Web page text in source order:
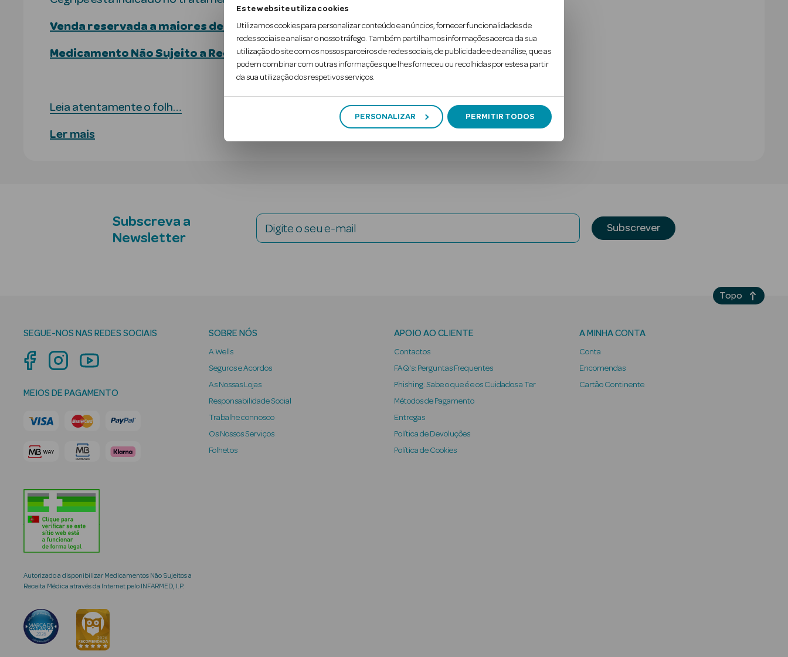
Este website utiliza cookies
Utilizamos cookies para personalizar conteúdo e anúncios, fornecer funcionalidades de
redes sociais e analisar o nosso tráfego. Também partilhamos informações acerca da sua
utilização do site com os nossos parceiros de redes sociais, de publicidade e de análise, que as
podem combinar com outras informações que lhes forneceu ou recolhidas por estes a partir
da sua utilização dos respetivos serviços.
PERSONALIZAR PERMITIR TODOS
Venda reservada a maiores de 16 anos.
Medicamento Não Sujeito a Receita Médica.
Leia atentamente o folh…
Ler mais
Subscreva a
Newsletter
Digite o seu e-mail Subscrever
SEGUE-NOS NAS REDES SOCIAIS
MEIOS DE PAGAMENTO
Autorizado a disponibilizar Medicamentos Não Sujeitos a
Receita Médica através da Internet pelo INFARMED, I.P.
SOBRE NÓS
A Wells
Seguros e Acordos
As Nossas Lojas
Responsabilidade Social
Trabalhe connosco
Os Nossos Serviços
Folhetos
APOIO AO CLIENTE
Contactos
FAQ's: Perguntas Frequentes
Phishing: Sabe o que é e os Cuidados a Ter
Métodos de Pagamento
Entregas
Política de Devoluções
Política de Cookies
A MINHA CONTA
Conta
Encomendas
Cartão Continente
Topo